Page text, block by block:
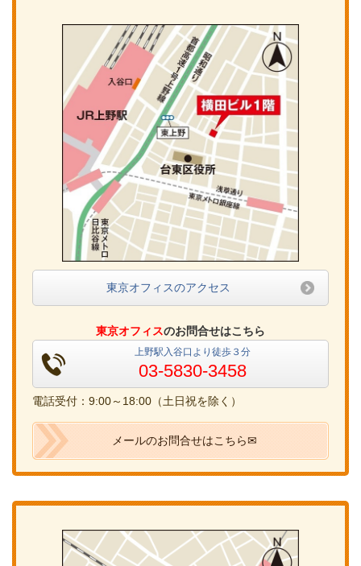
東京オフィスのアクセス
東京オフィスのお問合せはこちら
上野駅入谷口より徒歩３分
03-5830-3458
電話受付：9:00～18:00（土日祝を除く）
メールのお問合せはこちら✉